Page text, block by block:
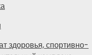
здоровья, спортивно-